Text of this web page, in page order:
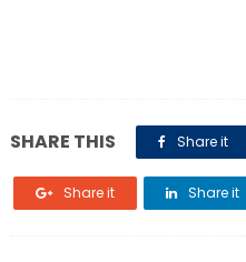
SHARE THIS Share it
Share it Share it